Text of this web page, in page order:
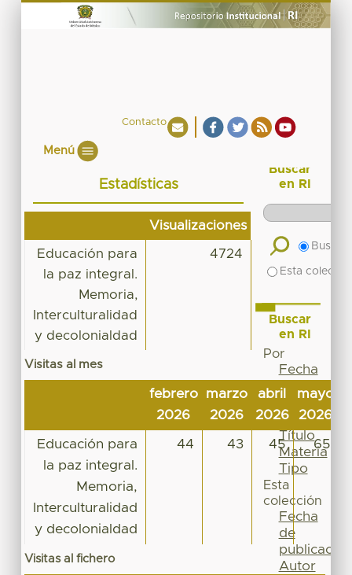
Contacto
Menú
Estadísticas
Visualizaciones
Educación para
la paz integral.
Memoria,
Interculturalidad
y decolonialdad
4724
Visitas al mes
febrero
2026
marzo
2026
abril
2026
mayo
2026
Educación para
la paz integral.
Memoria,
Interculturalidad
y decolonialdad
44 43 45 65
Visitas al fichero
Buscar
en RI
Buscar
Esta
Buscar
en RI
Por
Fecha
de
publicación
Autor
Título
Materia
Tipo
Esta
colección
Fecha
de
publicación
Autor